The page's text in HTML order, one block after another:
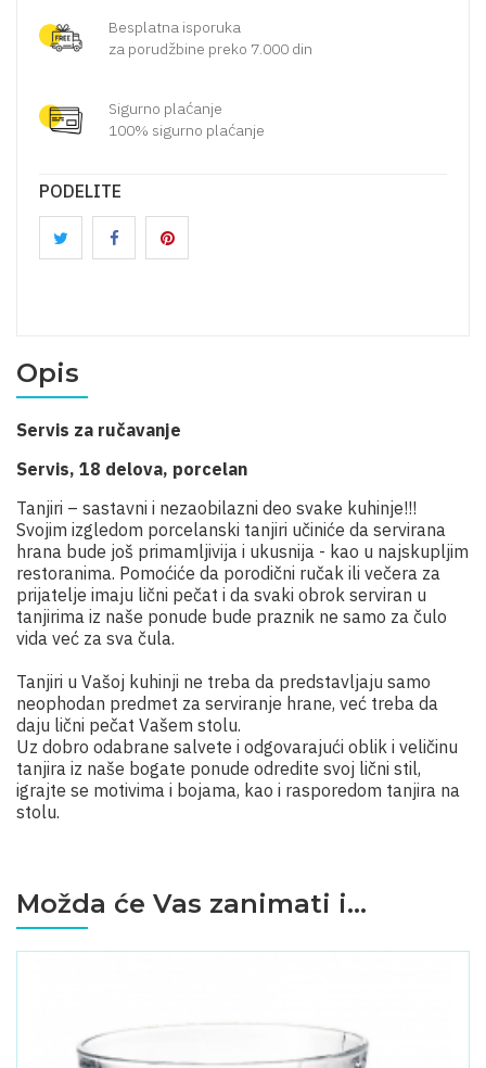
Besplatna isporuka
za porudžbine preko 7.000 din
Sigurno plaćanje
100% sigurno plaćanje
PODELITE
Opis
Servis za ručavanje
Servis, 18 delova, porcelan
Tanjiri – sastavni i nezaobilazni deo svake kuhinje!!!
Svojim izgledom porcelanski tanjiri učiniće da servirana
hrana bude još primamljivija i ukusnija - kao u najskupljim
restoranima. Pomoćiće da porodični ručak ili večera za
prijatelje imaju lični pečat i da svaki obrok serviran u
tanjirima iz naše ponude bude praznik ne samo za čulo
vida već za sva čula.
Tanjiri u Vašoj kuhinji ne treba da predstavljaju samo
neophodan predmet za serviranje hrane, već treba da
daju lični pečat Vašem stolu.
Uz dobro odabrane salvete i odgovarajući oblik i veličinu
tanjira iz naše bogate ponude odredite svoj lični stil,
igrajte se motivima i bojama, kao i rasporedom tanjira na
stolu.
Možda će Vas zanimati i...